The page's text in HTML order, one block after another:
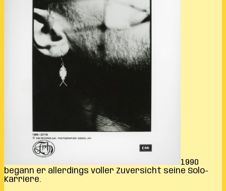
1990
begann er allerdings voller Zuversicht seine Solo-
Karriere.